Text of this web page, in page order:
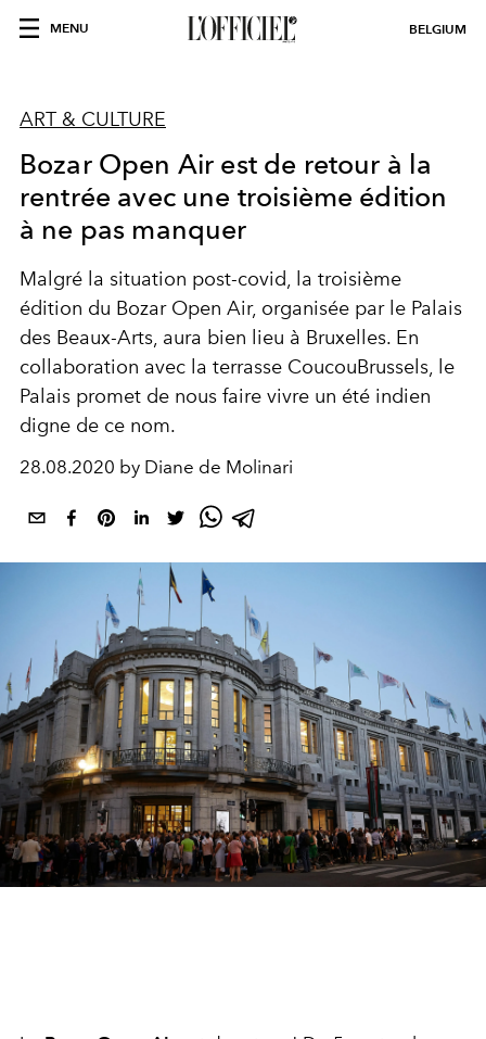
MENU BELGIUM
ART & CULTURE
Bozar Open Air est de retour à la
rentrée avec une troisième édition
à ne pas manquer
Malgré la situation post-covid, la troisième
édition du Bozar Open Air, organisée par le Palais
des Beaux-Arts, aura bien lieu à Bruxelles. En
collaboration avec la terrasse CoucouBrussels, le
Palais promet de nous faire vivre un été indien
digne de ce nom.
28.08.2020 by Diane de Molinari